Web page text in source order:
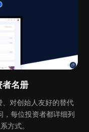
者名册
、对创始人友好的替代
，每位投资者都详细列
方式。